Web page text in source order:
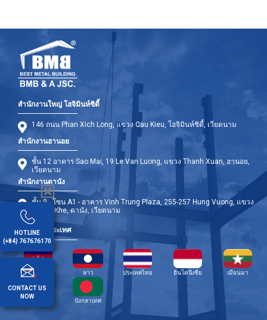
สำนักงานใหญ่ โฮจิมินห์ซิตี้
146 ถนน Phan Xich Long, แขวง Cau Kieu, โฮจิมินห์ซิตี้, เวียดนาม
สำนักงานฮานอย
ชั้น 12 อาคาร Sao Mai, 19 Le Van Luong, แขวง Thanh Xuan, ฮานอย,
เวียดนาม
สำนักงานดานัง
ชั้น 9 - โซน A1 - อาคาร Vinh Trung Plaza, 255-257 Hung Vuong, แขวง
Thanh Khe, ดานัง, เวียดนาม
สาขาต่างประเทศ
กัมพูชา ลาว ประเทศไทย อินโดนีเซีย เมียนมา
ฟิลิปปินส์ บังกลาเทศ
HOTLINE
(+84) 767676170
CONTACT US
NOW